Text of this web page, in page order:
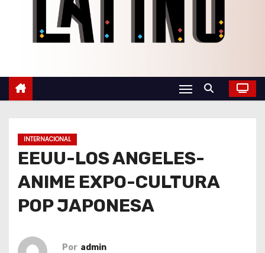
INTERNACIONAL
EEUU-LOS ANGELES-
ANIME EXPO-CULTURA
POP JAPONESA
Por admin